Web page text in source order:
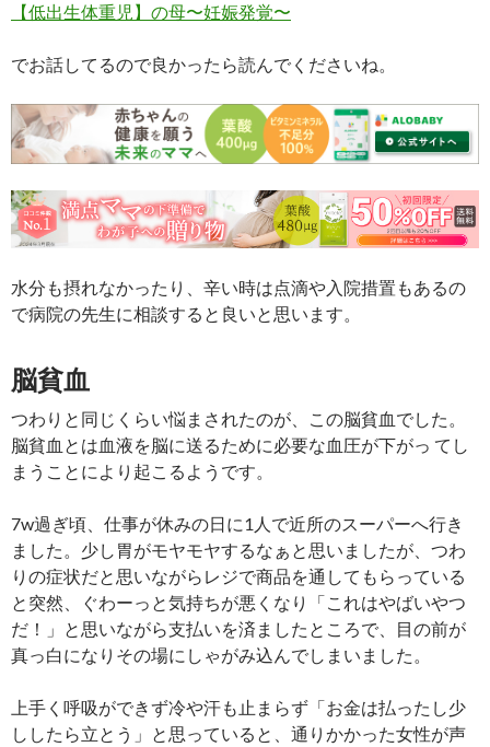
【低出生体重児】の母〜妊娠発覚〜
でお話してるので良かったら読んでくださいね。
水分も摂れなかったり、辛い時は点滴や入院措置もあるの
で病院の先生に相談すると良いと思います。
脳貧血
つわりと同じくらい悩まされたのが、この脳貧血でした。
脳貧血とは血液を脳に送るために必要な血圧が下がっ てし
まうことにより起こるようです。
7w過ぎ頃、仕事が休みの日に1人で近所のスーパーへ行き
ました。少し胃がモヤモヤするなぁと思いましたが、つわ
りの症状だと思いながらレジで商品を通してもらっている
と突然、ぐわーっと気持ちが悪くなり「これはやばいやつ
だ！」と思いながら支払いを済ましたところで、目の前が
真っ白になりその場にしゃがみ込んでしまいました。
上手く呼吸ができず冷や汗も止まらず「お金は払ったし少
ししたら立とう」と思っていると、通りかかった女性が声